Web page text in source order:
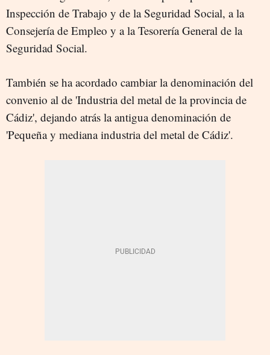
Inspección de Trabajo y de la Seguridad Social, a la
Consejería de Empleo y a la Tesorería General de la
Seguridad Social.
También se ha acordado cambiar la denominación del
convenio al de 'Industria del metal de la provincia de
Cádiz', dejando atrás la antigua denominación de
'Pequeña y mediana industria del metal de Cádiz'.